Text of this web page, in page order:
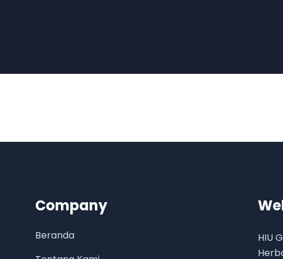
Company
Beranda
HIU